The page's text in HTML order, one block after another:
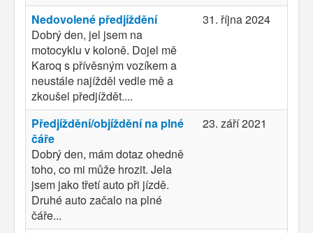
Nedovolené předjíždění
Dobrý den, jel jsem na
motocyklu v koloně. Dojel mě
Karoq s přívěsným vozíkem a
neustále najížděl vedle mě a
zkoušel předjíždět....
31. října 2024
Předjíždění/objíždění na plné
čáře
Dobrý den, mám dotaz ohedně
toho, co mi může hrozit. Jela
jsem jako třetí auto při jízdě.
Druhé auto začalo na plné
čáře...
23. září 2021